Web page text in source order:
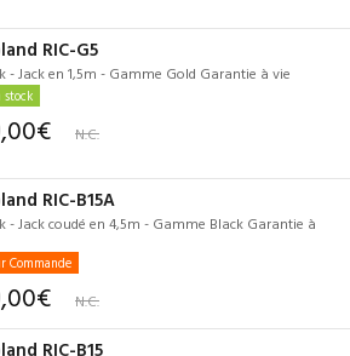
RIC-G5
- Jack en 1,5m - Gamme Gold Garantie à vie
stock
N.C.
RIC-B15A
- Jack coudé en 4,5m - Gamme Black Garantie à
Commande
N.C.
RIC-B15